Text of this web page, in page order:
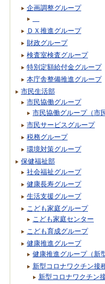
企画調整グループ
ＤＸ推進グループ
財政グループ
検査室検査グループ
特別定額給付金グループ
本庁舎整備推進グループ
市民生活部
市民協働グループ
市民協働グループ（市
市民サービスグループ
税務グループ
環境対策グループ
保健福祉部
社会福祉グループ
健康長寿グループ
生活支援グループ
こども家庭グループ
こども家庭センター
こども育成グループ
健康推進グループ
健康推進グループ（新
新型コロナワクチン接
新型コロナワクチン